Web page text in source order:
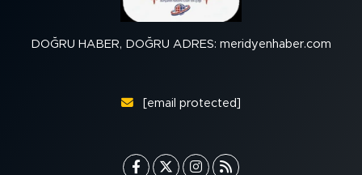
DOĞRU HABER, DOĞRU ADRES: meridyenhaber.com
[email protected]